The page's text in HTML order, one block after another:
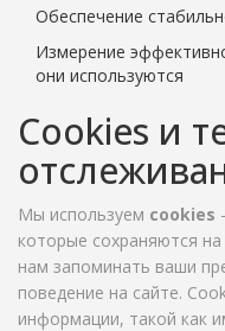
Обеспечение
Измерение
они используются
Cookies и
Мы используем cookies
которые сохраняются
нам запоминать ваши
поведение на сайте.
информации, такой как